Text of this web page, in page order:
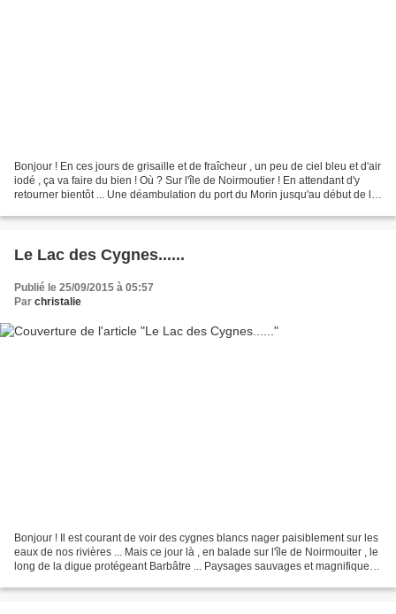
Bonjour ! En ces jours de grisaille et de fraîcheur , un peu de ciel bleu et d'air
iodé , ça va faire du bien ! Où ? Sur l'île de Noirmoutier ! En attendant d'y
retourner bientôt ... Une déambulation du port du Morin jusqu'au début de la
Le Lac des Cygnes......
Publié le 25/09/2015 à 05:57
Par christalie
Bonjour ! Il est courant de voir des cygnes blancs nager paisiblement sur les
eaux de nos rivières ... Mais ce jour là , en balade sur l'île de Noirmouiter , le
long de la digue protégeant Barbâtre ... Paysages sauvages et magnifiques ,